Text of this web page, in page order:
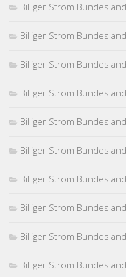
Billiger Strom
Billiger Strom
Billiger Strom
Billiger Strom
Billiger Strom
Billiger Strom
Billiger Strom
Billiger Strom
Billiger Strom
Billiger Strom